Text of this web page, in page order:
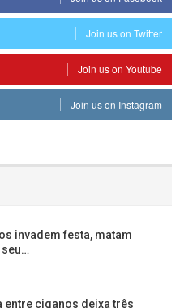
Join us on Twitter
Join us on Youtube
Join us on Instagram
invadem festa, matam
seu…
entre ciganos deixa três